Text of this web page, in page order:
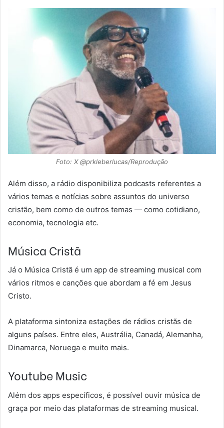
Foto: X @prkleberlucas/Reprodução
Além disso, a rádio disponibiliza podcasts referentes a
vários temas e notícias sobre assuntos do universo
cristão, bem como de outros temas — como cotidiano,
economia, tecnologia etc.
Música Cristã
Já o Música Cristã é um app de streaming musical com
vários ritmos e canções que abordam a fé em Jesus
Cristo.
A plataforma sintoniza estações de rádios cristãs de
alguns países. Entre eles, Austrália, Canadá, Alemanha,
Dinamarca, Noruega e muito mais.
Youtube Music
Além dos apps específicos, é possível ouvir música de
graça por meio das plataformas de streaming musical.